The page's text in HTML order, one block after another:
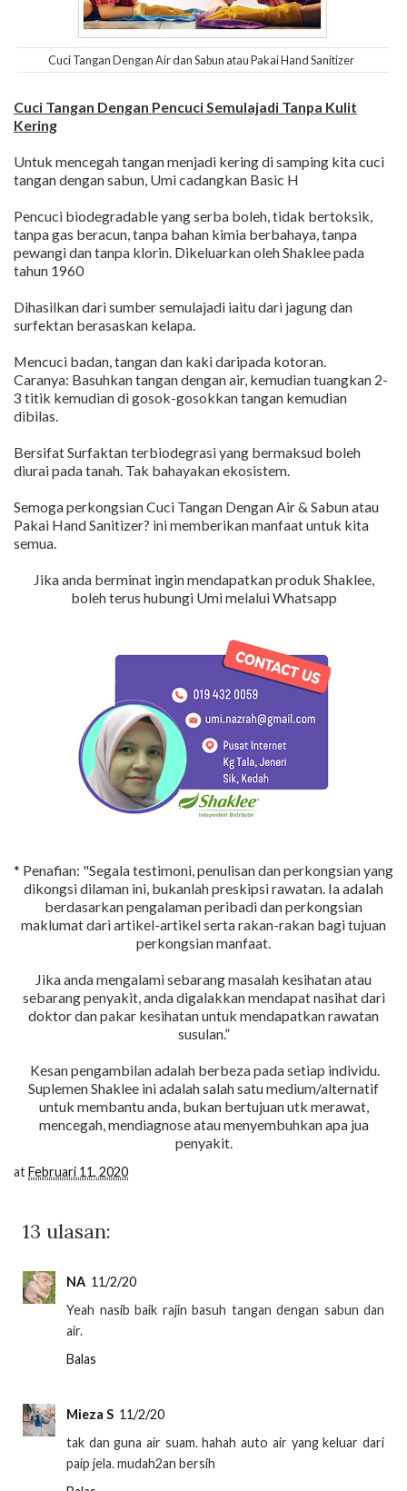
Cuci Tangan Dengan Air dan Sabun atau Pakai Hand Sanitizer
Cuci Tangan Dengan Pencuci Semulajadi Tanpa Kulit
Kering
Untuk mencegah tangan menjadi kering di samping kita cuci
tangan dengan sabun, Umi cadangkan Basic H
Pencuci biodegradable yang serba boleh, tidak bertoksik,
tanpa gas beracun, tanpa bahan kimia berbahaya, tanpa
pewangi dan tanpa klorin. Dikeluarkan oleh Shaklee pada
tahun 1960
Dihasilkan dari sumber semulajadi iaitu dari jagung dan
surfektan berasaskan kelapa.
Mencuci badan, tangan dan kaki daripada kotoran.
Caranya: Basuhkan tangan dengan air, kemudian tuangkan 2-
3 titik kemudian di gosok-gosokkan tangan kemudian
dibilas.
Bersifat Surfaktan terbiodegrasi yang bermaksud boleh
diurai pada tanah. Tak bahayakan ekosistem.
Semoga perkongsian Cuci Tangan Dengan Air & Sabun atau
Pakai Hand Sanitizer? ini memberikan manfaat untuk kita
semua.
Jika anda berminat ingin mendapatkan produk Shaklee,
boleh terus hubungi Umi melalui Whatsapp
* Penafian: "Segala testimoni, penulisan dan perkongsian yang
dikongsi dilaman ini, bukanlah preskipsi rawatan. Ia adalah
berdasarkan pengalaman peribadi dan perkongsian
maklumat dari artikel-artikel serta rakan-rakan bagi tujuan
perkongsian manfaat.
Jika anda mengalami sebarang masalah kesihatan atau
sebarang penyakit, anda digalakkan mendapat nasihat dari
doktor dan pakar kesihatan untuk mendapatkan rawatan
susulan.”
Kesan pengambilan adalah berbeza pada setiap individu.
Suplemen Shaklee ini adalah salah satu medium/alternatif
untuk membantu anda, bukan bertujuan utk merawat,
mencegah, mendiagnose atau menyembuhkan apa jua
penyakit.
atFebruari 11, 2020
13 ulasan:
NA 11/2/20
Yeah nasib baik rajin basuh tangan dengan sabun dan
air.
Balas
Mieza S 11/2/20
tak dan guna air suam. hahah auto air yang keluar dari
paip jela. mudah2an bersih